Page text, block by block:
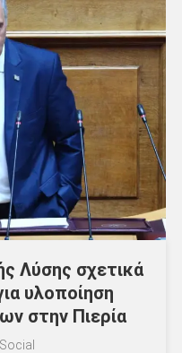
Λύσης σχετικά
υλοποίηση
στην Πιερία